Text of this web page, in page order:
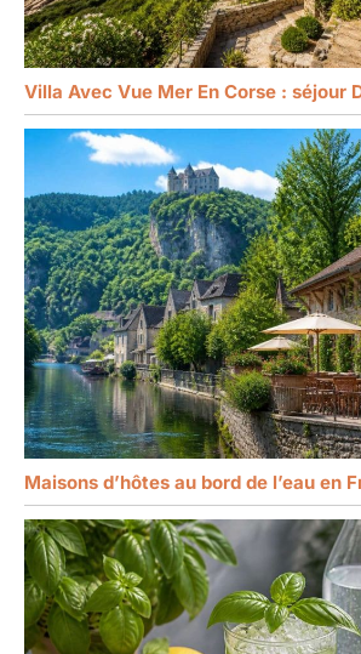
Villa Avec Vue Mer En Corse : séjour
Maisons d’hôtes au bord de l’eau en